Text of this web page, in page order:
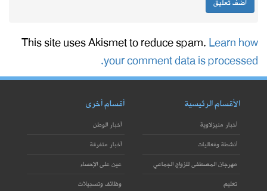
This site uses Akismet to reduce spam.Learn how
your comment data is processed.
الأقسام الرئيسية
أخبار منيزلاوية
أنشطة وفعاليات
مهرجان المصطفى للزواج الجماعي
تعليم
أقسام أخرى
أخبار الوطن
أخبار متفرقة
عين على الإحساء
وظائف وتسجيلات